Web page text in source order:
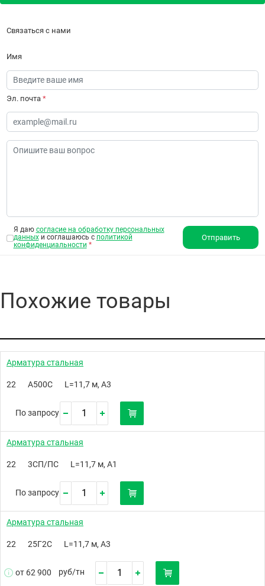
Связаться с нами
Имя
Эл. почта *
Я даю согласие на обработку персональных
данныхи соглашаюсь с политикой
конфиденциальности *
Отправить
Похожие товары
Арматура стальная
22 А500С L=11,7 м, А3
По запросу
Арматура стальная
22 3СП/ПС L=11,7 м, А1
По запросу
Арматура стальная
22 25Г2С L=11,7 м, А3
от 62 900 руб/тн